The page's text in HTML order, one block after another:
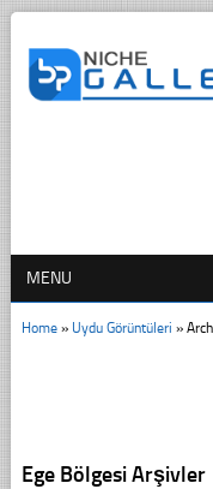
MENU
Home» Uydu Görüntüleri »
Ege Bölgesi Arşivler